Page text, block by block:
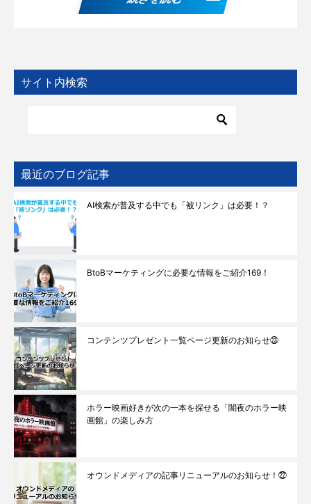
サイト内検索
最近のブログ記事
AI検索が普及する中でも「被リンク」は必要！？
BtoBマーケティングに必要な情報をご紹介169！
コンテンツプレゼント一覧ページ更新のお知らせ㉓
ホラー映画好きが次の一本を探せる「闇夜のホラー映
画館」の楽しみ方
オウンドメディアの記事リニューアルのお知らせ！㉒